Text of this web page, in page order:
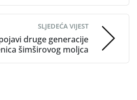
SLJEDEĆA VIJEST
druge generacije
šimširovog moljca